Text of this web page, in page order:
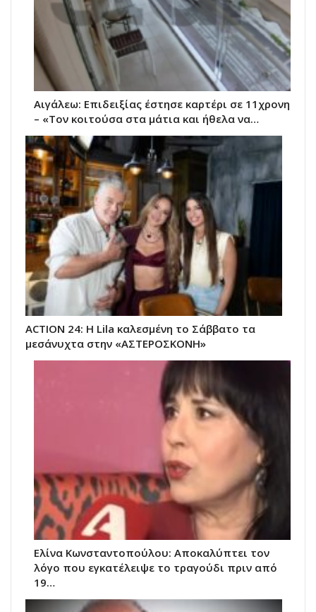
Αιγάλεω: Επιδειξίας έστησε καρτέρι σε 11χρονη
– «Τον κοιτούσα στα μάτια και ήθελα να…
ACTION 24: Η Lila καλεσμένη το Σάββατο τα
μεσάνυχτα στην «ΑΣΤΕΡΟΣΚΟΝΗ»
Ελίνα Κωνσταντοπούλου: Αποκαλύπτει τον
λόγο που εγκατέλειψε το τραγούδι πριν από
19…